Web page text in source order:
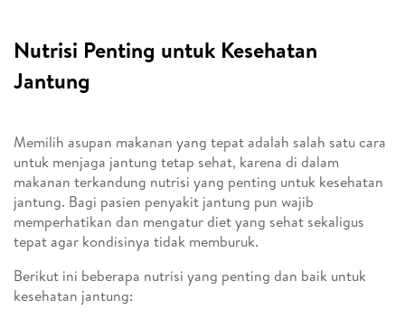
Nutrisi Penting untuk Kesehatan
Jantung
Memilih asupan makanan yang tepat adalah salah satu cara
untuk menjaga jantung tetap sehat, karena di dalam
makanan terkandung nutrisi yang penting untuk kesehatan
jantung. Bagi pasien penyakit jantung pun wajib
memperhatikan dan mengatur diet yang sehat sekaligus
tepat agar kondisinya tidak memburuk.
Berikut ini beberapa nutrisi yang penting dan baik untuk
kesehatan jantung: